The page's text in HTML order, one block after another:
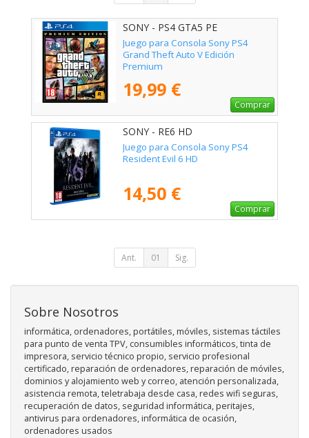
SONY - PS4 GTA5 PE
Juego para Consola Sony PS4
Grand Theft Auto V Edición
Premium
19,99 €
Comprar
SONY - RE6 HD
Juego para Consola Sony PS4
Resident Evil 6 HD
14,50 €
Comprar
Ant. 01 Sig.
Sobre Nosotros
informática, ordenadores, portátiles, móviles, sistemas táctiles
para punto de venta TPV, consumibles informáticos, tinta de
impresora, servicio técnico propio, servicio profesional
certificado, reparación de ordenadores, reparación de móviles,
dominios y alojamiento web y correo, atención personalizada,
asistencia remota, teletrabaja desde casa, redes wifi seguras,
recuperación de datos, seguridad informática, peritajes,
antivirus para ordenadores, informática de ocasión,
ordenadores usados